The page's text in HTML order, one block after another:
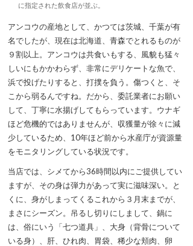
に指定された飲食店が並ぶ。
アンコウの産地として、かつては茨城、千葉が有
名でしたが、現在は北海道、青森でとれるものが
９割以上。アンコウは共食いもする、風貌も猛々
しいにもかかわらず、非常にデリケートな魚で、
浜で投げたりすると、打撲を負う。傷つくと、そ
こから弱るんですね。だから、委託業者にお願い
して、丁寧に水揚げしてもらっています。ウナギ
ほど危機的ではありませんが、収獲量が徐々に減
少しているため、10年ほど前から水産庁が資源量
をモニタリングしている状況です。
当店では、シメてから36時間以内にご提供してい
ますが、その身は弾力があって実に滋味深い。と
くに、身がしまってくるこれから３月末までが、
まさにシーズン。吊るし切りにしまして、鍋に
は、俗にいう「七つ道具」、大身（背骨について
いる身）、肝、ひれ肉、胃袋、稀少な頬肉、卵